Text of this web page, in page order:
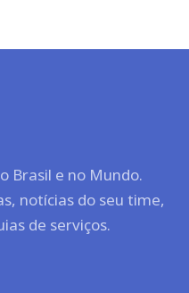
Brasil e no Mundo.
notícias do seu time,
de serviços.